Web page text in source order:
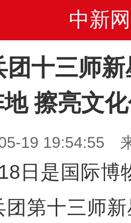
中新网
团十三师
地 擦亮文
19 19:54:55
是国际博
团第十三师